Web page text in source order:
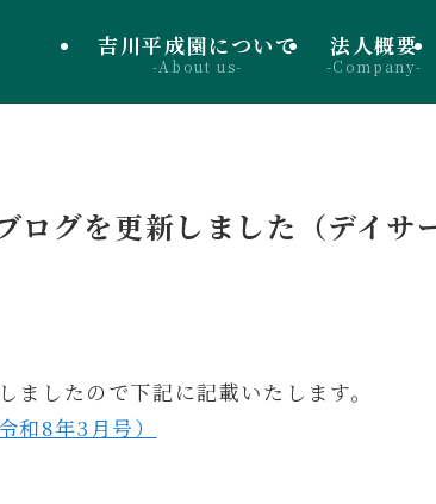
吉川平成園について
-About us-
法人概要
-Company-
ログを更新しました（デイ
ましたので下記に記載いたします。
和8年3月号）